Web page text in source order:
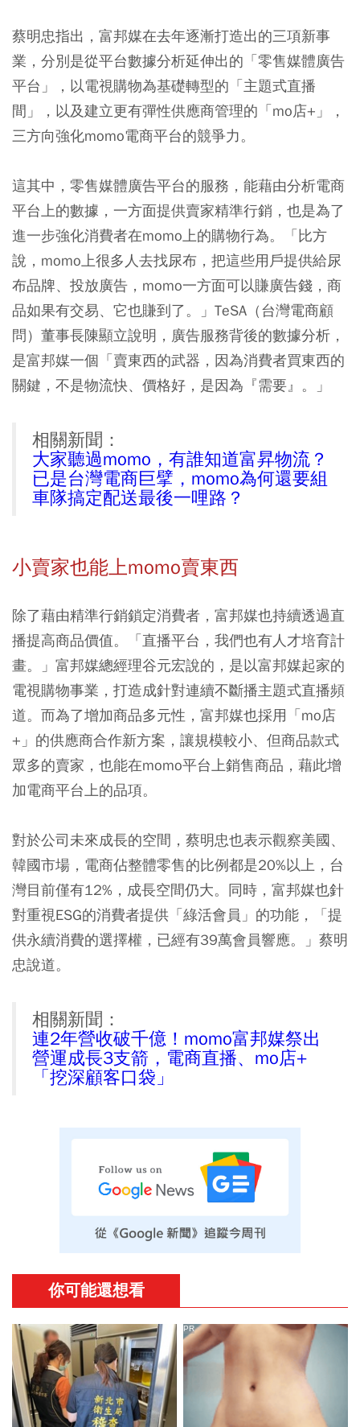
蔡明忠指出，富邦媒在去年逐漸打造出的三項新事
業，分別是從平台數據分析延伸出的「零售媒體廣告
平台」，以電視購物為基礎轉型的「主題式直播
間」，以及建立更有彈性供應商管理的「mo店+」，
三方向強化momo電商平台的競爭力。
這其中，零售媒體廣告平台的服務，能藉由分析電商
平台上的數據，一方面提供賣家精準行銷，也是為了
進一步強化消費者在momo上的購物行為。「比方
說，momo上很多人去找尿布，把這些用戶提供給尿
布品牌、投放廣告，momo一方面可以賺廣告錢，商
品如果有交易、它也賺到了。」TeSA（台灣電商顧
問）董事長陳顯立說明，廣告服務背後的數據分析，
是富邦媒一個「賣東西的武器，因為消費者買東西的
關鍵，不是物流快、價格好，是因為『需要』。」
相關新聞：
大家聽過momo，有誰知道富昇物流？
已是台灣電商巨擘，momo為何還要組
車隊搞定配送最後一哩路？
小賣家也能上momo賣東西
除了藉由精準行銷鎖定消費者，富邦媒也持續透過直
播提高商品價值。「直播平台，我們也有人才培育計
畫。」富邦媒總經理谷元宏說的，是以富邦媒起家的
電視購物事業，打造成針對連續不斷播主題式直播頻
道。而為了增加商品多元性，富邦媒也採用「mo店
+」的供應商合作新方案，讓規模較小、但商品款式
眾多的賣家，也能在momo平台上銷售商品，藉此增
加電商平台上的品項。
對於公司未來成長的空間，蔡明忠也表示觀察美國、
韓國市場，電商佔整體零售的比例都是20%以上，台
灣目前僅有12%，成長空間仍大。同時，富邦媒也針
對重視ESG的消費者提供「綠活會員」的功能，「提
供永續消費的選擇權，已經有39萬會員響應。」蔡明
忠說道。
相關新聞：
連2年營收破千億！momo富邦媒祭出
營運成長3支箭，電商直播、mo店+
「挖深顧客口袋」